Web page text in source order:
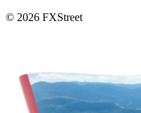
© 2026 FXStreet